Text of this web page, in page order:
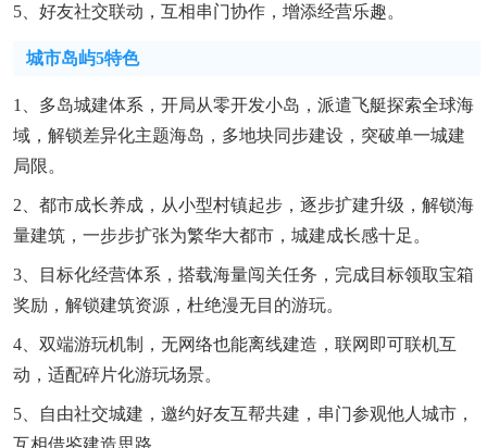
5、好友社交联动，互相串门协作，增添经营乐趣。
城市岛屿5特色
1、多岛城建体系，开局从零开发小岛，派遣飞艇探索全球海
域，解锁差异化主题海岛，多地块同步建设，突破单一城建
局限。
2、都市成长养成，从小型村镇起步，逐步扩建升级，解锁海
量建筑，一步步扩张为繁华大都市，城建成长感十足。
3、目标化经营体系，搭载海量闯关任务，完成目标领取宝箱
奖励，解锁建筑资源，杜绝漫无目的游玩。
4、双端游玩机制，无网络也能离线建造，联网即可联机互
动，适配碎片化游玩场景。
5、自由社交城建，邀约好友互帮共建，串门参观他人城市，
互相借鉴建造思路。